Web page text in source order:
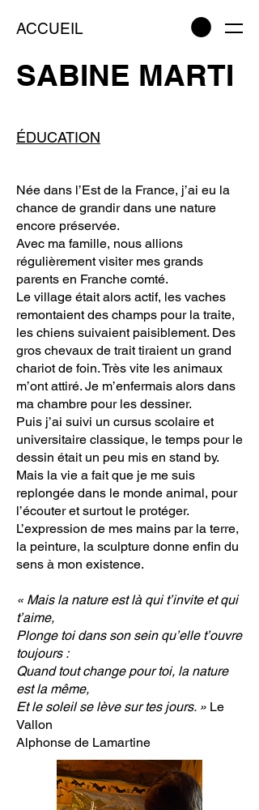
ACCUEIL
SABINE MARTI
ÉDUCATION
Née dans l’Est de la France, j’ai eu la
chance de grandir dans une nature
encore préservée.
Avec ma famille, nous allions
régulièrement visiter mes grands
parents en Franche comté.
Le village était alors actif, les vaches
remontaient des champs pour la traite,
les chiens suivaient paisiblement. Des
gros chevaux de trait tiraient un grand
chariot de foin. Très vite les animaux
m’ont attiré. Je m’enfermais alors dans
ma chambre pour les dessiner.
Puis j’ai suivi un cursus scolaire et
universitaire classique, le temps pour le
dessin était un peu mis en stand by.
Mais la vie a fait que je me suis
replongée dans le monde animal, pour
l’écouter et surtout le protéger.
L’expression de mes mains par la terre,
la peinture, la sculpture donne enfin du
sens à mon existence.
« Mais la nature est là qui t’invite et qui
t’aime,
Plonge toi dans son sein qu’elle t’ouvre
toujours :
Quand tout change pour toi, la nature
est la même,
Et le soleil se lève sur tes jours. » Le
Vallon
Alphonse de Lamartine